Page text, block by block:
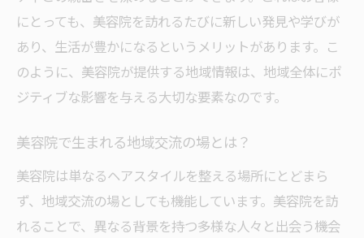
美容院での対話がもたらす親近感
会話を通じて育む互いの理解
美容院での会話がもたらす心のつながり
美容院での交流が外部への広がりを生む
にとっても、美容院を訪れるたびに新しい発見や学びが
あり、生活が豊かになるというメリットがあります。こ
のように、美容院が提供する地域情報は、地域全体にポ
ジティブな影響を与える大切な要素なのです。
美容院で生まれる地域交流の場とは？
美容院は単なるヘアスタイルを整える場所にとどまら
ず、地域交流の場としても機能しています。美容院を訪
れることで、異なる背景を持つ多様な人々と出会う機会